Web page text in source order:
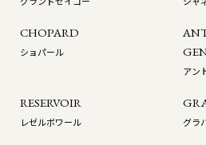
CHOPARD
ショパール
アン
RESERVOIR
レゼルボワール グラ